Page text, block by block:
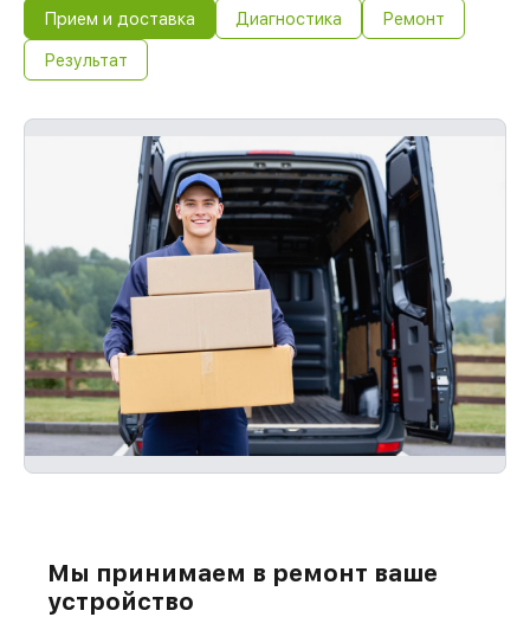
Прием и доставка Диагностика Ремонт
Результат
Мы принимаем в ремонт ваше
устройство